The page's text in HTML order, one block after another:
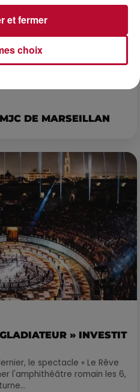
DE MARSEILLAN
» INVESTIT
le spectacle « Le Rêve
l'amphithéâtre romain les 6,
choix
et fermer